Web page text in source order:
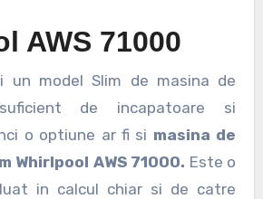
AWS 71000
de incapatoare si
o optiune ar fi si masina de
Whirlpool AWS 71000. Este o
in calcul chiar si de catre